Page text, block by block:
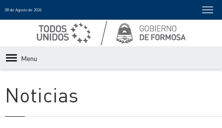
08 de Agosto de 2026
Menu
Noticias